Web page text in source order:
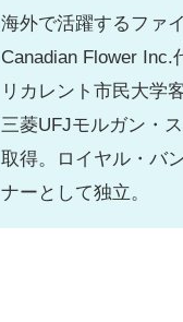
海外で活躍するファ
Canadian Flower Inc.
リカレント市民大学
三菱UFJモルガン・
取得。ロイヤル・バ
ナーとして独立。